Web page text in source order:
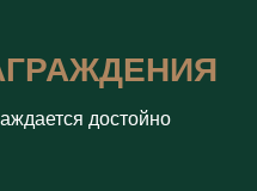
достойно